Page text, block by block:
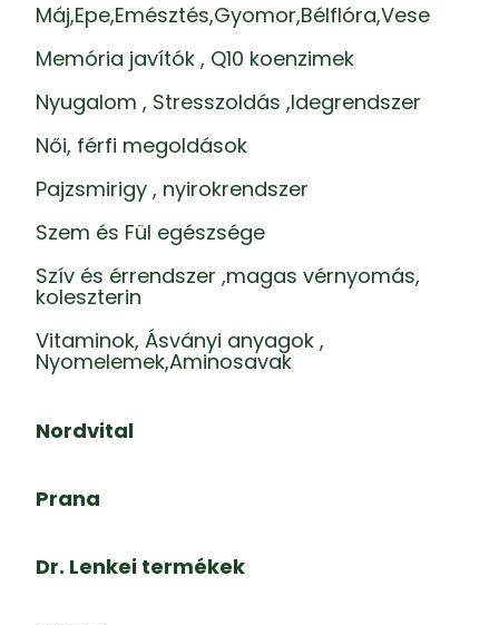
Máj,Epe,Emésztés,Gyomor,Bélflóra,Vese
Memória javítók , Q10 koenzimek
Nyugalom , Stresszoldás ,Idegrendszer
Női, férfi megoldások
Pajzsmirigy , nyirokrendszer
Szem és Fül egészsége
Szív és érrendszer ,magas vérnyomás,
koleszterin
Vitaminok, Ásványi anyagok ,
Nyomelemek,Aminosavak
Nordvital
Prana
Dr. Lenkei termékek